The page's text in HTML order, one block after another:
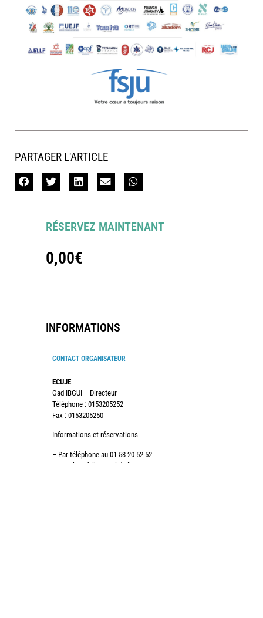
PARTAGER L'ARTICLE
RÉSERVEZ MAINTENANT
0,00€
INFORMATIONS
CONTACT ORGANISATEUR
ECUJE
Gad IBGUI – Directeur
Téléphone : 0153205252
Fax : 0153205250
Informations et réservations
– Par téléphone au 01 53 20 52 52
– sur place à l’accueil de l’ECUJE,